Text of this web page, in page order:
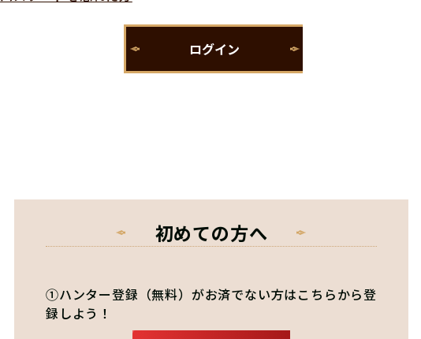
初めての方へ
①ハンター登録（無料）がお済でない方はこちらから登
録しよう！